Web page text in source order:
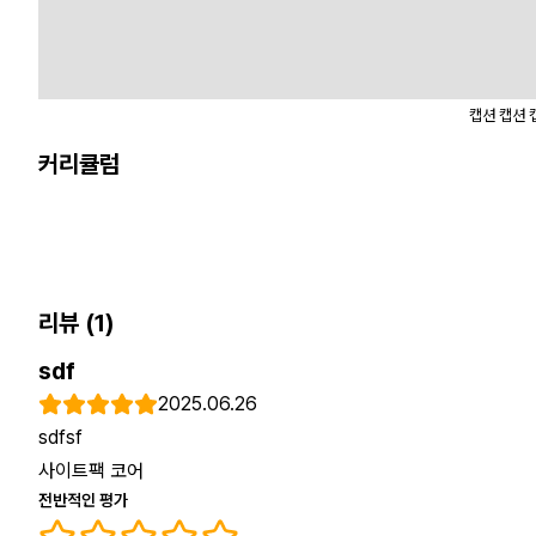
캡션 캡션
커리큘럼
리뷰 (1)
sdf
2025.06.26
sdfsf
사이트팩 코어
전반적인 평가